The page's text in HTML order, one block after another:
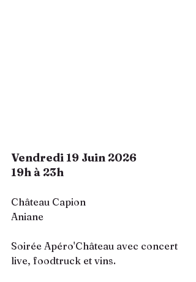
Vendredi 19 Juin 2026
19h à 23h
Château Capion
Aniane
Soirée Apéro'Château avec concert
live, foodtruck et vins.